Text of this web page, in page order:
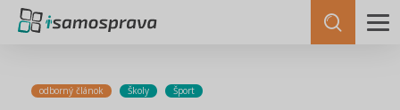
odborný článok Školy Šport